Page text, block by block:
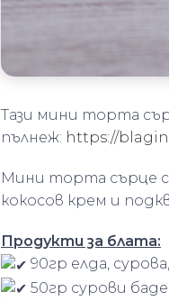
Тази мини торта
пълнеж: https://
Мини торта сърце
кокосов крем и
Продукти за блата:
90гр елда,
50гр сурови